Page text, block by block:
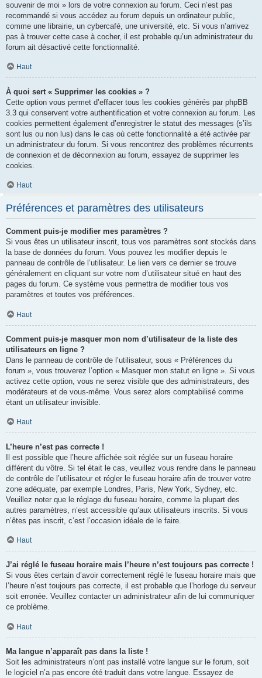
souvenir de moi » lors de votre connexion au forum. Ceci n’est pas
recommandé si vous accédez au forum depuis un ordinateur public,
comme une librairie, un cybercafé, une université, etc. Si vous n’arrivez
pas à trouver cette case à cocher, il est probable qu’un administrateur du
forum ait désactivé cette fonctionnalité.
Haut
À quoi sert « Supprimer les cookies » ?
Cette option vous permet d’effacer tous les cookies générés par phpBB
3.3 qui conservent votre authentification et votre connexion au forum. Les
cookies permettent également d’enregistrer le statut des messages (s’ils
sont lus ou non lus) dans le cas où cette fonctionnalité a été activée par
un administrateur du forum. Si vous rencontrez des problèmes récurrents
de connexion et de déconnexion au forum, essayez de supprimer les
cookies.
Haut
Préférences et paramètres des utilisateurs
Comment puis-je modifier mes paramètres ?
Si vous êtes un utilisateur inscrit, tous vos paramètres sont stockés dans
la base de données du forum. Vous pouvez les modifier depuis le
panneau de contrôle de l’utilisateur. Le lien vers ce dernier se trouve
généralement en cliquant sur votre nom d’utilisateur situé en haut des
pages du forum. Ce système vous permettra de modifier tous vos
paramètres et toutes vos préférences.
Haut
Comment puis-je masquer mon nom d’utilisateur de la liste des
utilisateurs en ligne ?
Dans le panneau de contrôle de l’utilisateur, sous « Préférences du
forum », vous trouverez l’option « Masquer mon statut en ligne ». Si vous
activez cette option, vous ne serez visible que des administrateurs, des
modérateurs et de vous-même. Vous serez alors comptabilisé comme
étant un utilisateur invisible.
Haut
L’heure n’est pas correcte !
Il est possible que l’heure affichée soit réglée sur un fuseau horaire
différent du vôtre. Si tel était le cas, veuillez vous rendre dans le panneau
de contrôle de l’utilisateur et régler le fuseau horaire afin de trouver votre
zone adéquate, par exemple Londres, Paris, New York, Sydney, etc.
Veuillez noter que le réglage du fuseau horaire, comme la plupart des
autres paramètres, n’est accessible qu’aux utilisateurs inscrits. Si vous
n’êtes pas inscrit, c’est l’occasion idéale de le faire.
Haut
J’ai réglé le fuseau horaire mais l’heure n’est toujours pas correcte !
Si vous êtes certain d’avoir correctement réglé le fuseau horaire mais que
l’heure n’est toujours pas correcte, il est probable que l’horloge du serveur
soit erronée. Veuillez contacter un administrateur afin de lui communiquer
ce problème.
Haut
Ma langue n’apparaît pas dans la liste !
Soit les administrateurs n’ont pas installé votre langue sur le forum, soit
le logiciel n’a pas encore été traduit dans votre langue. Essayez de